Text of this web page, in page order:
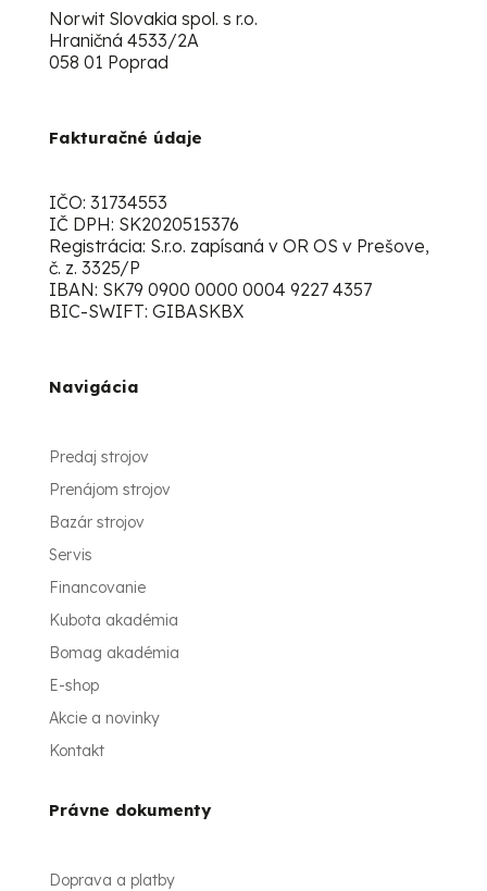
Norwit Slovakia spol. s r.o.
Hraničná 4533/2A
058 01 Poprad
Fakturačné údaje
IČO: 31734553
IČ DPH: SK2020515376
Registrácia: S.r.o. zapísaná v OR OS v Prešove,
č. z. 3325/P
IBAN: SK79 0900 0000 0004 9227 4357
BIC-SWIFT: GIBASKBX
Navigácia
Predaj strojov
Prenájom strojov
Bazár strojov
Servis
Financovanie
Kubota akadémia
Bomag akadémia
E-shop
Akcie a novinky
Kontakt
Právne dokumenty
Doprava a platby